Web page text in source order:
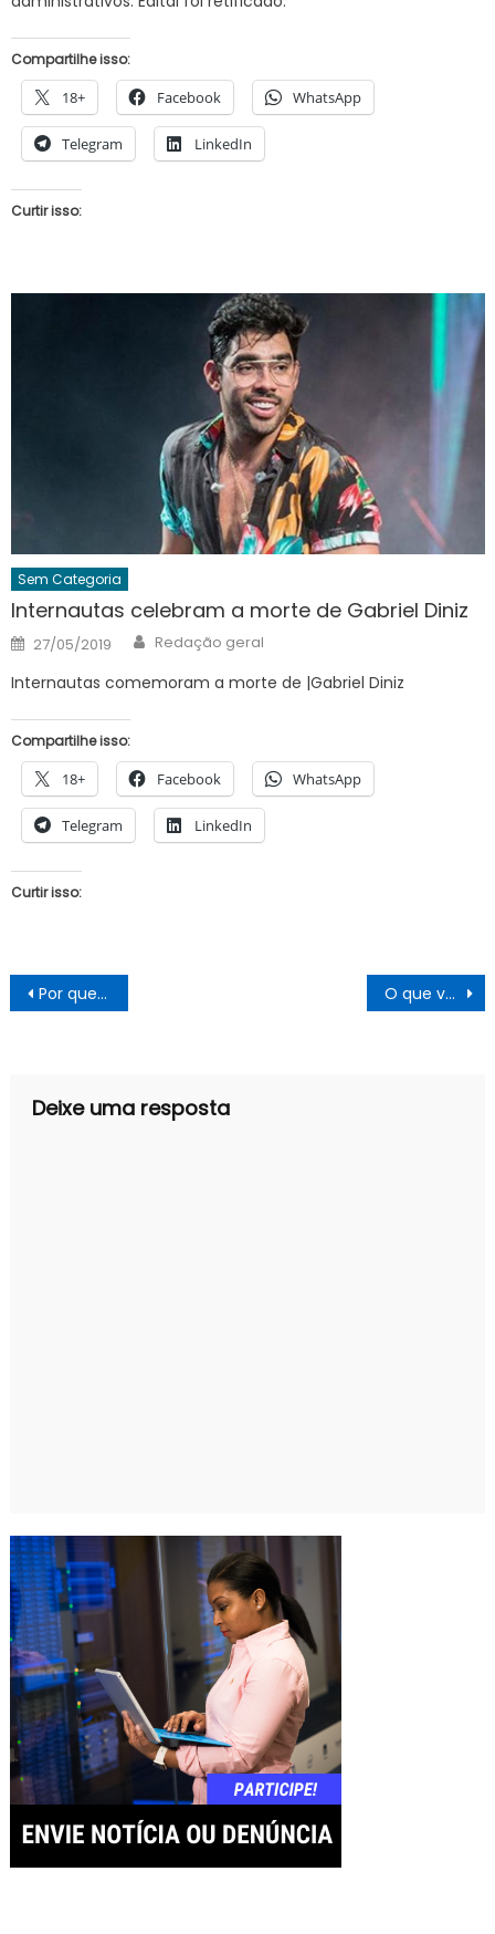
Compartilhe isso:
18+ Facebook WhatsApp
Telegram LinkedIn
Curtir isso:
Sem Categoria
Internautas celebram a morte de Gabriel Diniz
Posted
on
27/05/2019 Author
Redação geral
Internautas comemoram a morte de |Gabriel Diniz
Compartilhe isso:
18+ Facebook WhatsApp
Telegram LinkedIn
Curtir isso:
Navegação
de
Por que não queremos que os ricos paguem mensalidades O que vai mudar na Saúde?
Deixe uma resposta